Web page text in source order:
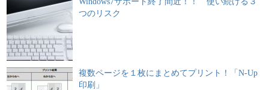
つのリスク
複数ページを１枚にまとめてプリント！「N-Up
印刷」